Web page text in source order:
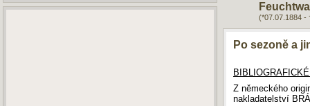
(*07.07.1884 -
Po sezoně a
Z německého
nakladatelství